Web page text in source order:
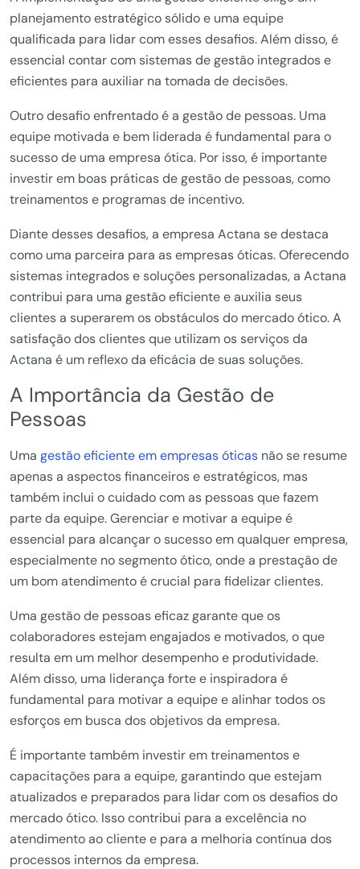
planejamento estratégico sólido e uma equipe
qualificada para lidar com esses desafios. Além disso, é
essencial contar com sistemas de gestão integrados e
eficientes para auxiliar na tomada de decisões.
Outro desafio enfrentado é a gestão de pessoas. Uma
equipe motivada e bem liderada é fundamental para o
sucesso de uma empresa ótica. Por isso, é importante
investir em boas práticas de gestão de pessoas, como
treinamentos e programas de incentivo.
Diante desses desafios, a empresa Actana se destaca
como uma parceira para as empresas óticas. Oferecendo
sistemas integrados e soluções personalizadas, a Actana
contribui para uma gestão eficiente e auxilia seus
clientes a superarem os obstáculos do mercado ótico. A
satisfação dos clientes que utilizam os serviços da
Actana é um reflexo da eficácia de suas soluções.
A Importância da Gestão de
Pessoas
Uma gestão eficiente em empresas óticas não se resume
apenas a aspectos financeiros e estratégicos, mas
também inclui o cuidado com as pessoas que fazem
parte da equipe. Gerenciar e motivar a equipe é
essencial para alcançar o sucesso em qualquer empresa,
especialmente no segmento ótico, onde a prestação de
um bom atendimento é crucial para fidelizar clientes.
Uma gestão de pessoas eficaz garante que os
colaboradores estejam engajados e motivados, o que
resulta em um melhor desempenho e produtividade.
Além disso, uma liderança forte e inspiradora é
fundamental para motivar a equipe e alinhar todos os
esforços em busca dos objetivos da empresa.
É importante também investir em treinamentos e
capacitações para a equipe, garantindo que estejam
atualizados e preparados para lidar com os desafios do
mercado ótico. Isso contribui para a excelência no
atendimento ao cliente e para a melhoria contínua dos
processos internos da empresa.